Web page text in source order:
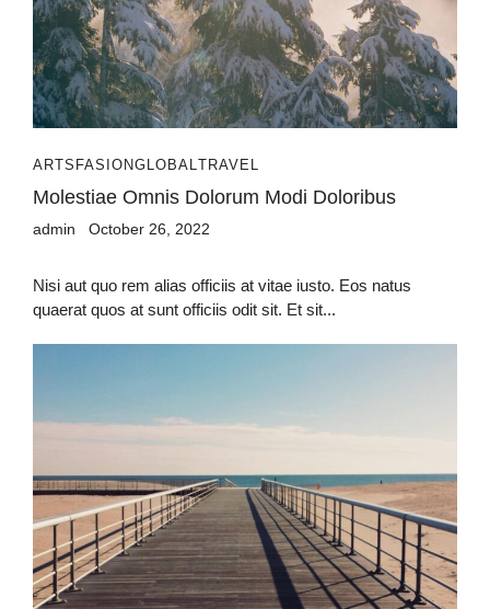
ARTS FASIONGLOBALTRAVEL
Molestiae Omnis Dolorum Modi Doloribus
admin October 26, 2022
Nisi aut quo rem alias officiis at vitae iusto. Eos natus
quaerat quos at sunt officiis odit sit. Et sit...